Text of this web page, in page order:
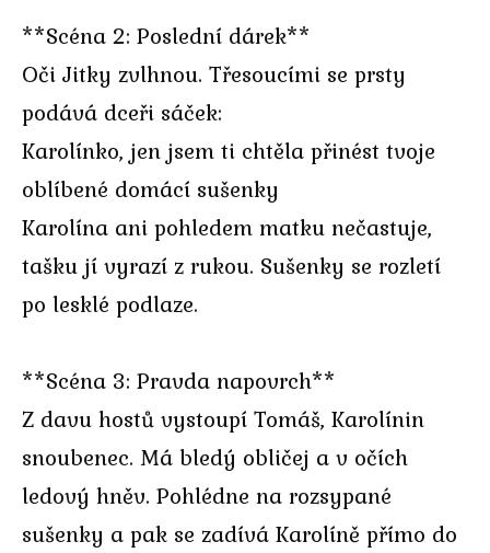
**Scéna 2: Poslední dárek**
Oči Jitky zvlhnou. Třesoucími se prsty
podává dceři sáček:
Karolínko, jen jsem ti chtěla přinést tvoje
oblíbené domácí sušenky
Karolína ani pohledem matku nečastuje,
tašku jí vyrazí z rukou. Sušenky se rozletí
po lesklé podlaze.
**Scéna 3: Pravda napovrch**
Z davu hostů vystoupí Tomáš, Karolínin
snoubenec. Má bledý obličej a v očích
ledový hněv. Pohlédne na rozsypané
sušenky a pak se zadívá Karolíně přímo do